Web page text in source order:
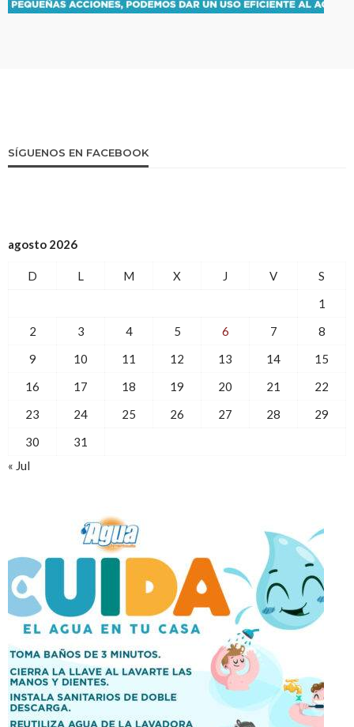
SÍGUENOS EN FACEBOOK
agosto 2026
D L M X J V
S
1
2
3 4 5 6 7
8
9
10 11 12 13 14
15
16
17 18 19 20 21
22
23
24 25 26 27 28
29
30
31
« Jul